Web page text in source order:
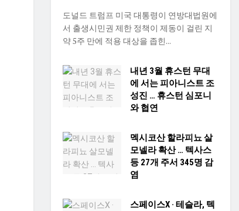
도널드 트럼프 미국 대통령이 연방대법원에
서 출생시민권 제한 정책이 제동이 걸린 지
약 5주 만에 적용 대상을 좁힌...
내년 3월 휴스턴 무대
에 서는 피아니스트 조
성진 … 휴스턴 심포니
와 협연
멕시코산 할라피뇨 살
모넬라 확산 … 텍사스
등 27개 주서 345명 감
염
스페이스X · 테슬라, 텍